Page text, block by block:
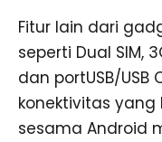
Fitur lain dari
seperti Dual SIM,
dan portUSB/USB
konektivitas
sesama Android